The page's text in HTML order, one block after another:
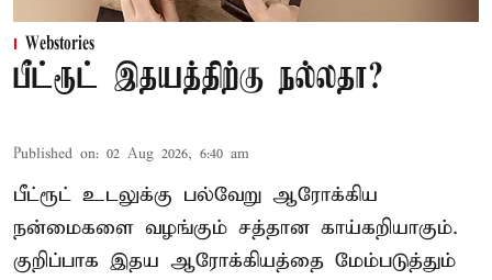
Webstories
பீட்ரூட் இதயத்திற்கு நல்லதா?
Published on: 02 Aug 2026, 6:40 am
பீட்ரூட் உடலுக்கு பல்வேறு ஆரோக்கிய
நன்மைகளை வழங்கும் சத்தான காய்கறியாகும்.
குறிப்பாக இதய ஆரோக்கியத்தை மேம்படுத்தும்